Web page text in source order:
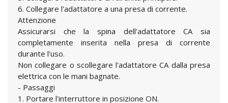
6. Collegare l'adattatore a una presa di corrente.
Attenzione
Assicurarsi che la spina dell'adattatore CA sia
completamente inserita nella presa di corrente
durante l'uso.
Non collegare o scollegare l'adattatore CA dalla presa
elettrica con le mani bagnate.
- Passaggi
1. Portare l'interruttore in posizione ON.